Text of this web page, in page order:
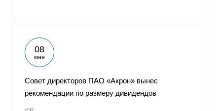
08
мая
Совет директоров ПАО «Акрон» вынес
рекомендации по размеру дивидендов